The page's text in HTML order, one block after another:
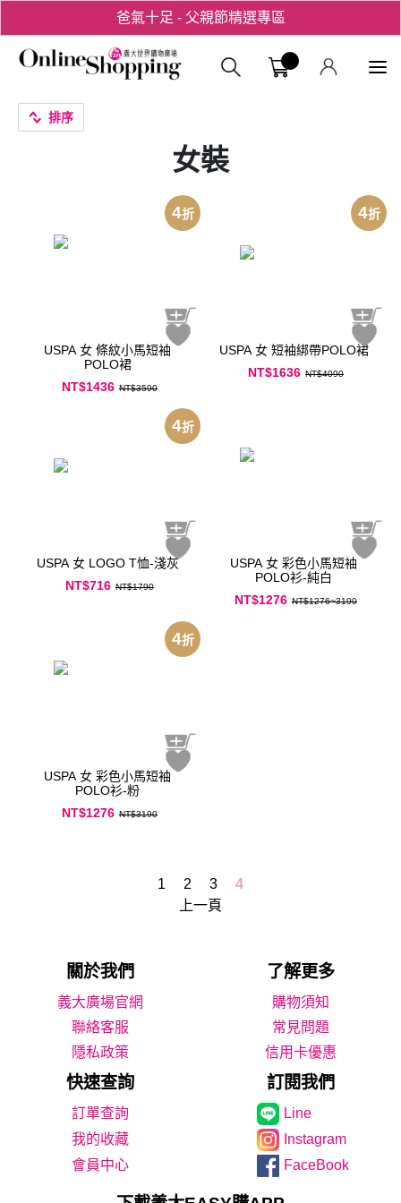
爸氣十足 - 父親節精選專區
用心愛你！七夕星選禮遇！義大購物
排序
女裝
USPA 女 條紋小馬短袖
POLO裙
NT$1436 NT$3590
4折
USPA 女 短袖綁帶POLO裙
NT$1636 NT$4090
4折
USPA 女 LOGO T恤-淺灰
NT$716 NT$1790
4折
USPA 女 彩色小馬短袖
POLO衫-純白
NT$1276 NT$1276~3190
USPA 女 彩色小馬短袖
POLO衫-粉
NT$1276 NT$3190
4折
1 2 3
4
上一頁
關於我們 了解更多
義大廣場官網
購物須知
聯絡客服
常見問題
隱私政策
信用卡優惠
快速查詢 訂閱我們
Line
我的收藏
Instagram
會員中心
FaceBook